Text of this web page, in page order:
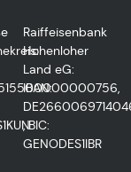
Raiffeisenbank
Hohenloher
Land eG:
IBAN:
, BIC:
GENODES1IBR